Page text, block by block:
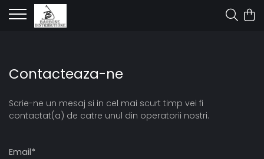
Contacteaza-ne
Scrie-ne un mesaj si in cel mai scurt timp vei fi
contactat(a) de catre unul din operatorii nostri.
Email*